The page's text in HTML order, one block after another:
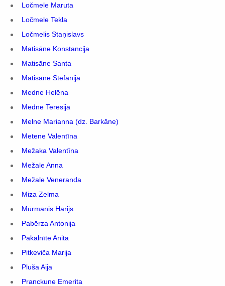
Ločmele Maruta
Ločmele Tekla
Ločmelis Staņislavs
Matisāne Konstancija
Matisāne Santa
Matisāne Stefānija
Medne Helēna
Medne Teresija
Melne Marianna (dz. Barkāne)
Metene Valentīna
Mežaka Valentīna
Mežale Anna
Mežale Veneranda
Miza Zelma
Mūrmanis Harijs
Pabērza Antonija
Pakalnīte Anita
Pitkeviča Marija
Pluša Aija
Pranckune Emerita